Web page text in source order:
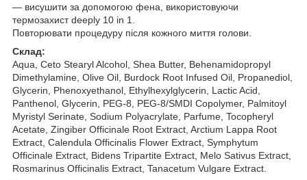
— висушити за допомогою фена, використовуючи
термозахист deeply 10 in 1.
Повторювати процедуру після кожного миття голови.
Cклад:
Aqua, Ceto Stearyl Alcohol, Shea Butter, Behenamidopropyl
Dimethylamine, Olive Oil, Burdock Root Infused Oil, Propanediol,
Glycerin, Phenoxyethanol, Ethylhexylglycerin, Lactic Acid,
Panthenol, Glycerin, PEG-8, PEG-8/SMDI Copolymer, Palmitoyl
Myristyl Serinate, Sodium Polyacrylate, Parfume, Tocopheryl
Acetate, Zingiber Officinale Root Еxtract, Arctium Lappa Root
Extract, Calendula Officinalis Flower Extract, Symphytum
Officinale Extract, Bidens Tripartite Extract, Melo Sativus Extract,
Rosmarinus Officinalis Extract, Tanacetum Vulgare Extract.